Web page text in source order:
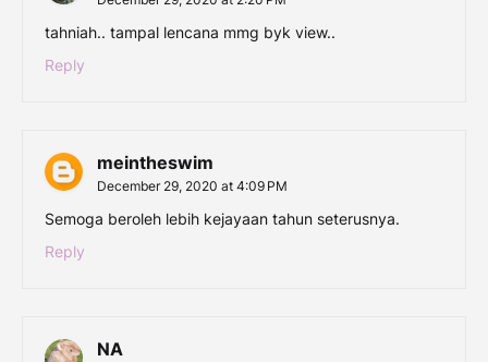
tahniah.. tampal lencana mmg byk view..
Reply
meintheswim
December 29, 2020 at 4:09 PM
Semoga beroleh lebih kejayaan tahun seterusnya.
Reply
NA